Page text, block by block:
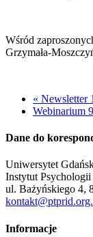
Wśród
Grzymała-
« Newsletter
Webinarium
Dane do
Uniwersytet
Instytut Psychologii
ul. Bażyńskiego 4,
Informacje